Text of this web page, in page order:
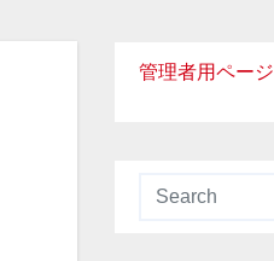
管理者用ページ